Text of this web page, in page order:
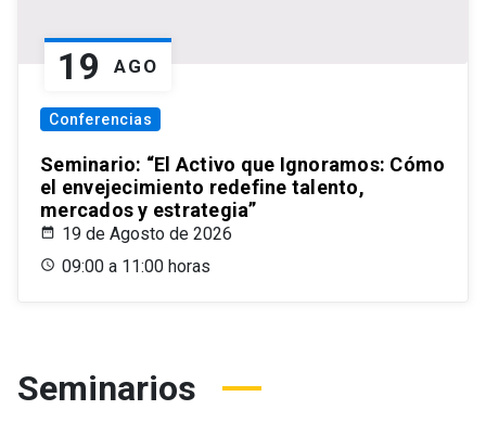
19 AGO
Conferencias
Seminario: “El Activo que Ignoramos: Cómo
el envejecimiento redefine talento,
mercados y estrategia”
19 de Agosto de 2026
09:00 a 11:00 horas
Seminarios